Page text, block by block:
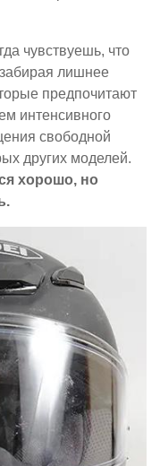
чувствуешь, что
лишнее
предпочитают
интенсивного
свободной
других моделей.
хорошо, но